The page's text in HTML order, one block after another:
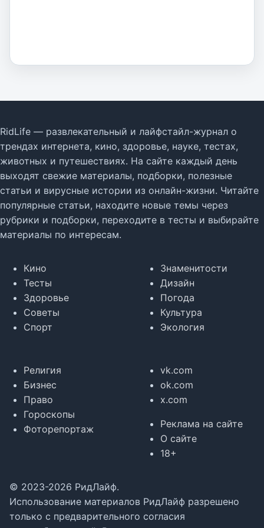
RidLife — развлекательный и лайфстайл-журнал о
трендах интернета, кино, здоровье, науке, тестах,
животных и путешествиях. На сайте каждый день
выходят свежие материалы, подборки, полезные
статьи и вирусные истории из онлайн-жизни. Читайте
популярные статьи, находите новые темы через
рубрики и подборки, переходите в тесты и выбирайте
материалы по интересам.
Кино
Тесты
Здоровье
Советы
Спорт
Знаменитости
Дизайн
Погода
Культура
Экология
Религия
Бизнес
Право
Гороскопы
Фоторепортаж
vk.com
ok.com
x.com
Реклама на сайте
О сайте
18+
© 2023-2026 РидЛайф.
Использование материалов РидЛайф разрешено
только с предварительного согласия